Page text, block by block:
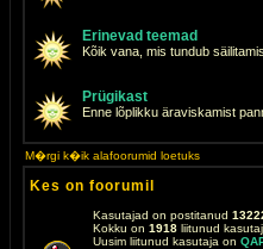
Erinevad teemad
Kõik vana, mis tundub
Prügikast
Enne lõplikku äraviskamist
M�rgi k�ik alafoorumid loetuks
Kes on foorumil
Kasutajad on postitanud
Kokku on 1918 liitunud
Uusim liitunud kasutaja on